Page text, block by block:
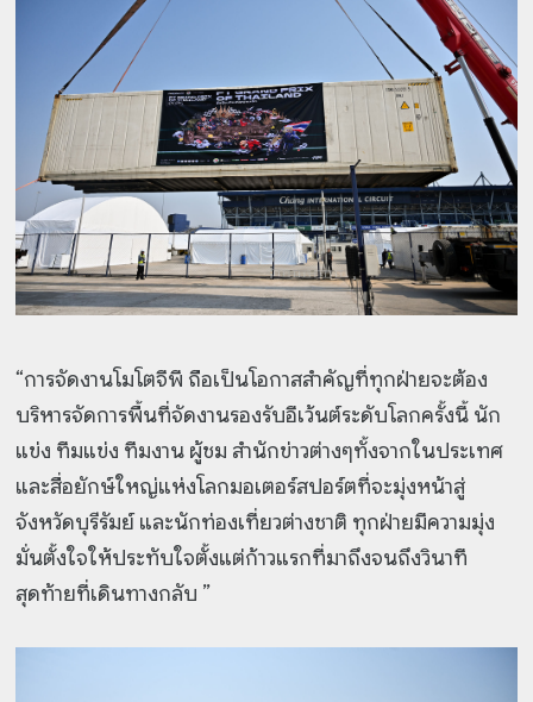
“การจัดงานโมโตจีพี ถือเป็นโอกาสสำคัญที่ทุกฝ่ายจะต้อง
บริหารจัดการพื้นที่จัดงานรองรับอีเว้นต์ระดับโลกครั้งนี้ นัก
แข่ง ทีมแข่ง ทีมงาน ผู้ชม สำนักข่าวต่างๆทั้งจากในประเทศ
และสื่อยักษ์ใหญ่แห่งโลกมอเตอร์สปอร์ตที่จะมุ่งหน้าสู่
จังหวัดบุรีรัมย์ และนักท่องเที่ยวต่างชาติ ทุกฝ่ายมีความมุ่ง
มั่นตั้งใจให้ประทับใจตั้งแต่ก้าวแรกที่มาถึงจนถึงวินาที
สุดท้ายที่เดินทางกลับ ”